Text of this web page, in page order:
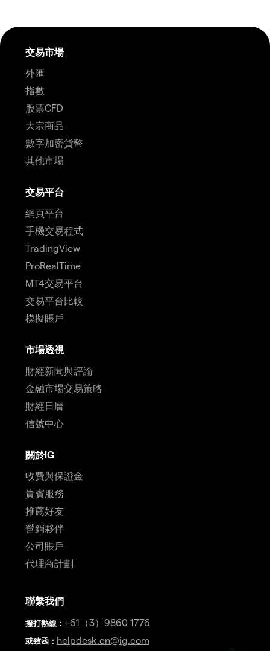
交易市場
外匯
指數
股票CFD
大宗商品
數字加密貨幣
其他市場
交易平台
網頁平台
手機交易程式
TradingView
ProRealTime
MT4交易平台
交易平台比較
模擬賬戶
市場透視
財經新聞與評論
金融市場交易策略
財經日曆
信號中心
關於IG
收費與保證金
貴賓服務
推薦好友
營銷夥伴
公司賬戶
代理商計劃
聯繫我們
撥打熱線 ： +61（3）9860 1776
或致函： helpdesk.cn@ig.com